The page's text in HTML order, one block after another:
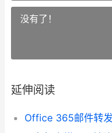
没有了！
延伸阅读
Office 365邮件转